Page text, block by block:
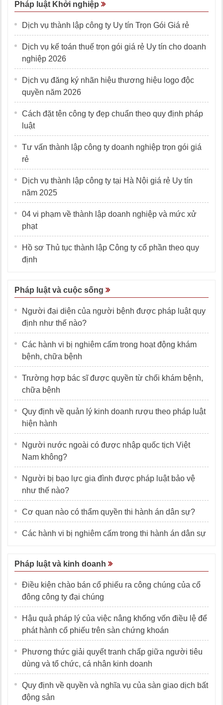
Pháp luật Khởi nghiệp
Dịch vụ thành lập công ty Uy tín Trọn Gói Giá rẻ
Dịch vụ kế toán thuế trọn gói giá rẻ Uy tín cho doanh
nghiệp 2026
Dịch vụ đăng ký nhãn hiệu thương hiệu logo độc
quyền năm 2026
Cách đặt tên công ty đẹp chuẩn theo quy định pháp
luật
Tư vấn thành lập công ty doanh nghiệp trọn gói giá
rẻ
Dịch vụ thành lập công ty tại Hà Nội giá rẻ Uy tín
năm 2025
04 vi phạm về thành lập doanh nghiệp và mức xử
phạt
Hồ sơ Thủ tục thành lập Công ty cổ phần theo quy
định
Pháp luật và cuộc sống
Người đại diện của người bệnh được pháp luật quy
định như thế nào?
Các hành vi bị nghiêm cấm trong hoạt động khám
bệnh, chữa bệnh
Trường hợp bác sĩ được quyền từ chối khám bệnh,
chữa bệnh
Quy định về quản lý kinh doanh rượu theo pháp luật
hiện hành
Người nước ngoài có được nhập quốc tịch Việt
Nam không?
Người bị bạo lực gia đình được pháp luật bảo vệ
như thế nào?
Cơ quan nào có thẩm quyền thi hành án dân sự?
Các hành vi bị nghiêm cấm trong thi hành án dân sự
Pháp luật và kinh doanh
Điều kiện chào bán cổ phiếu ra công chúng của cổ
đông công ty đại chúng
Hậu quả pháp lý của việc nâng khống vốn điều lệ để
phát hành cổ phiếu trên sàn chứng khoán
Phương thức giải quyết tranh chấp giữa người tiêu
dùng và tổ chức, cá nhân kinh doanh
Quy định về quyền và nghĩa vụ của sàn giao dịch bất
động sản